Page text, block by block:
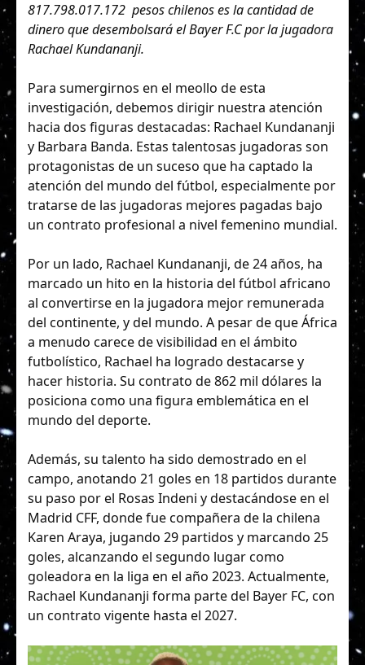
817.798.017.172 pesos chilenos es la cantidad de
dinero que desembolsará el Bayer F.C por la jugadora
Rachael Kundananji.
Para sumergirnos en el meollo de esta
investigación, debemos dirigir nuestra atención
hacia dos figuras destacadas: Rachael Kundananji
y Barbara Banda. Estas talentosas jugadoras son
protagonistas de un suceso que ha captado la
atención del mundo del fútbol, especialmente por
tratarse de las jugadoras mejores pagadas bajo
un contrato profesional a nivel femenino mundial.
Por un lado, Rachael Kundananji, de 24 años, ha
marcado un hito en la historia del fútbol africano
al convertirse en la jugadora mejor remunerada
del continente, y del mundo. A pesar de que África
a menudo carece de visibilidad en el ámbito
futbolístico, Rachael ha logrado destacarse y
hacer historia. Su contrato de 862 mil dólares la
posiciona como una figura emblemática en el
mundo del deporte.
Además, su talento ha sido demostrado en el
campo, anotando 21 goles en 18 partidos durante
su paso por el Rosas Indeni y destacándose en el
Madrid CFF, donde fue compañera de la chilena
Karen Araya, jugando 29 partidos y marcando 25
goles, alcanzando el segundo lugar como
goleadora en la liga en el año 2023. Actualmente,
Rachael Kundananji forma parte del Bayer FC, con
un contrato vigente hasta el 2027.